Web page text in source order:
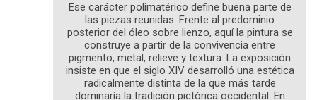
Ese carácter polimatérico define buena parte de
las piezas reunidas. Frente al predominio
posterior del óleo sobre lienzo, aquí la pintura se
construye a partir de la convivencia entre
pigmento, metal, relieve y textura. La exposición
insiste en que el siglo XIV desarrolló una estética
radicalmente distinta de la que más tarde
dominaría la tradición pictórica occidental. En